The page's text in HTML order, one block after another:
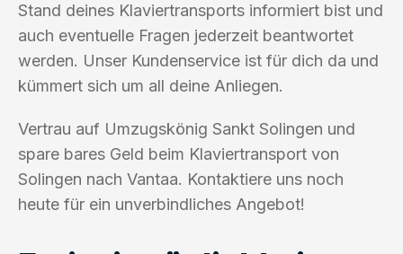
Stand deines Klaviertransports informiert bist und
auch eventuelle Fragen jederzeit beantwortet
werden. Unser Kundenservice ist für dich da und
kümmert sich um all deine Anliegen.
Vertrau auf Umzugskönig Sankt Solingen und
spare bares Geld beim Klaviertransport von
Solingen nach Vantaa. Kontaktiere uns noch
heute für ein unverbindliches Angebot!